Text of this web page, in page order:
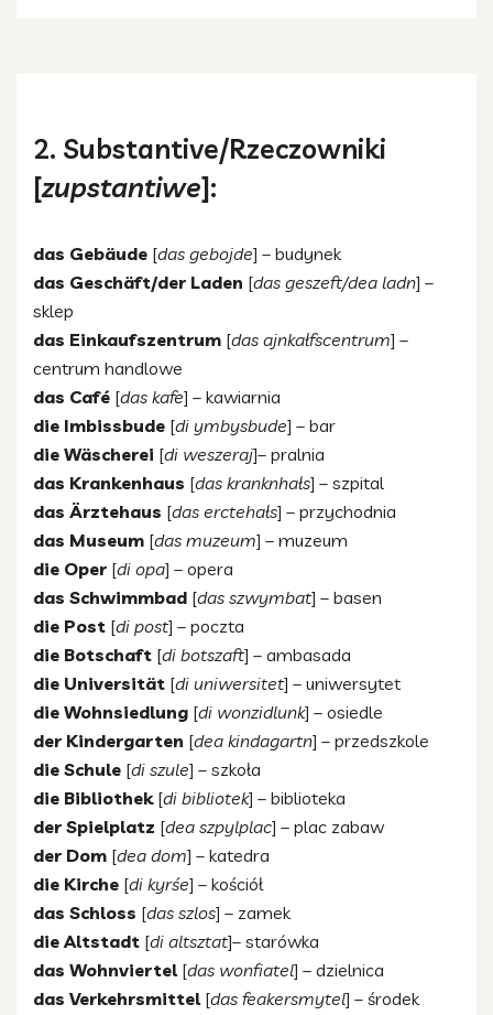
2. Substantive/Rzeczowniki
[zupstantiwe]:
das Gebäude [das gebojde] – budynek
das Geschäft/der Laden [das geszeft/dea ladn] –
sklep
das Einkaufszentrum [das ajnkałfscentrum] –
centrum handlowe
das Café [das kafe] – kawiarnia
die Imbissbude [di ymbysbude ] – bar
die Wäscherei [di weszeraj]– pralnia
das Krankenhaus [das kranknhałs] – szpital
das Ärztehaus [das erctehałs] – przychodnia
das Museum [das muzeum] – muzeum
die Oper [di opa] – opera
das Schwimmbad [das szwymbat] – basen
die Post [di post ] – poczta
die Botschaft [di botszaft] – ambasada
die Universität [di uniwersitet ] – uniwersytet
die Wohnsiedlung [di wonzidlunk] – osiedle
der Kindergarten [dea kindagartn ] – przedszkole
die Schule [di szule] – szkoła
die Bibliothek[di bibliotek] – biblioteka
der Spielplatz [dea szpylplac] – plac zabaw
der Dom [dea dom] – katedra
die Kirche [di kyrśe ] – kościół
das Schloss [das szlos] – zamek
die Altstadt [di altsztat]– starówka
das Wohnviertel[das wonfiatel] – dzielnica
das Verkehrsmittel[das feakersmytel] – środek